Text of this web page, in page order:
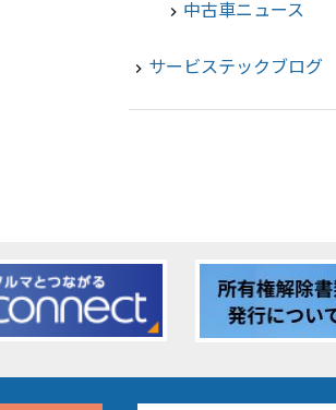
chevron_right 中古車ニュース
navigate_next サービステックブログ